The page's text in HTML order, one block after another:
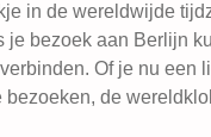
in de wereldwijde
je bezoek aan Berlijn
Of je nu een
de